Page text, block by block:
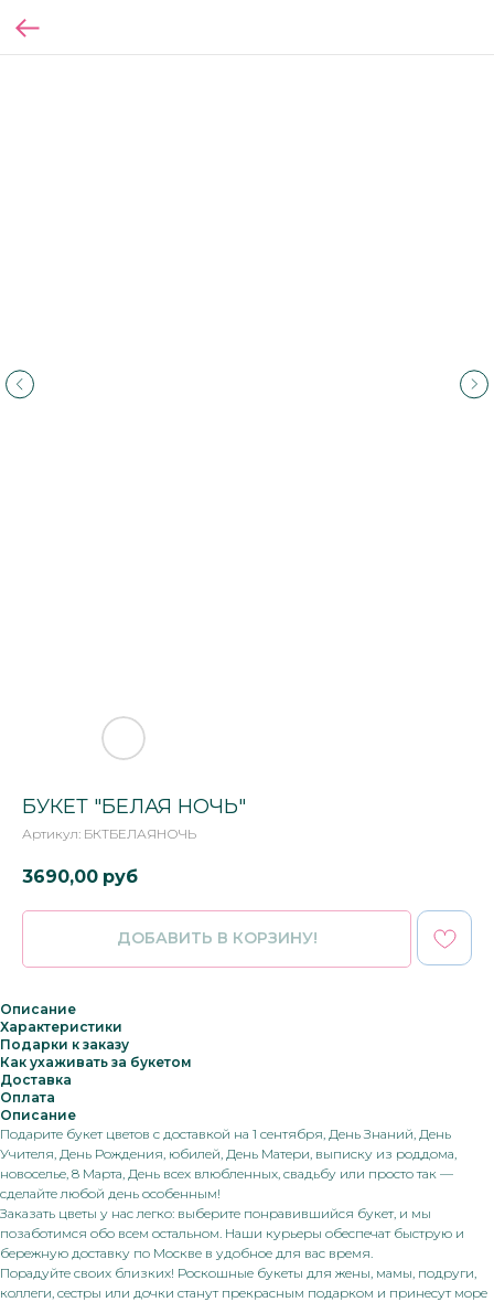
БУКЕТ "БЕЛАЯ НОЧЬ"
Артикул: БКТБЕЛАЯНОЧЬ
3690,00 руб
ДОБАВИТЬ В КОРЗИНУ!
Описание
Характеристики
Подарки к заказу
Как ухаживать за букетом
Доставка
Оплата
Описание
Подарите букет цветов с доставкой на 1 сентября, День Знаний, День
Учителя, День Рождения, юбилей, День Матери, выписку из роддома,
новоселье, 8 Марта, День всех влюбленных, свадьбу или просто так —
сделайте любой день особенным!
Заказать цветы у нас легко: выберите понравившийся букет, и мы
позаботимся обо всем остальном. Наши курьеры обеспечат быструю и
бережную доставку по Москве в удобное для вас время.
Порадуйте своих близких! Роскошные букеты для жены, мамы, подруги,
коллеги, сестры или дочки станут прекрасным подарком и принесут море